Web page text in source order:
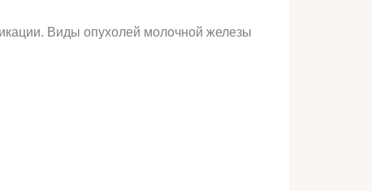
Виды опухолей молочной железы